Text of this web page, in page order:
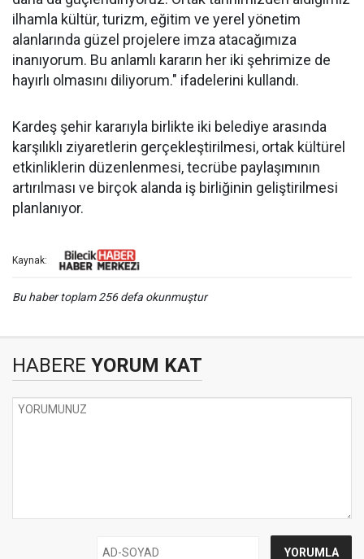
ilhamla kültür, turizm, eğitim ve yerel yönetim
alanlarında güzel projelere imza atacağımıza
inanıyorum. Bu anlamlı kararın her iki şehrimize de
hayırlı olmasını diliyorum." ifadelerini kullandı.
Kardeş şehir kararıyla birlikte iki belediye arasında
karşılıklı ziyaretlerin gerçekleştirilmesi, ortak kültürel
etkinliklerin düzenlenmesi, tecrübe paylaşımının
artırılması ve birçok alanda iş birliğinin geliştirilmesi
planlanıyor.
Kaynak:
Bu haber toplam 256 defa okunmuştur
HABERE YORUM KAT